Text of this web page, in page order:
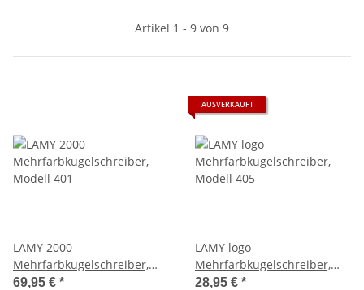
Artikel 1 - 9 von 9
LAMY 2000
Mehrfarbkugelschreiber,
Modell 401
69,95 € *
AUSVERKAUFT
LAMY logo
Mehrfarbkugelschreiber,
Modell 405
28,95 € *